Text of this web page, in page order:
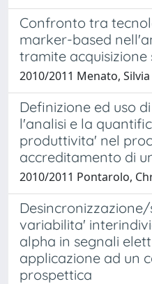
Confronto tra
marker-based
tramite acquisizione
2010/2011 Menato, Silvia
Definizione ed uso
l'analisi e la
produttivita' nel
accreditamento di
2010/2011 Pontarolo,
variabilita'
alpha in segnali
applicazione ad un
prospettica